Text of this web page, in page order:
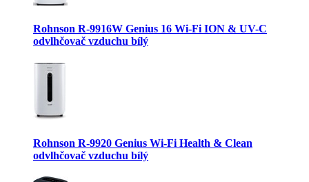
Rohnson R-9916W Genius 16 Wi-Fi ION & UV-C
odvlhčovač vzduchu bílý
Rohnson R-9920 Genius Wi-Fi Health & Clean
odvlhčovač vzduchu bílý